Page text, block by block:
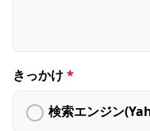
きっかけ
検索エンジン